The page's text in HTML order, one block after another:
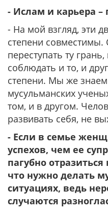
- Ислам и карьера
- На мой взгляд, эти
степени
переступать ту
соблюдать и то, и
степени. Мы же
мусульманских
том, и в другом.
развивать себя, не
- Если в семье
успехов, чем ее
пагубно
что нужно делать
ситуациях, ведь
случаются